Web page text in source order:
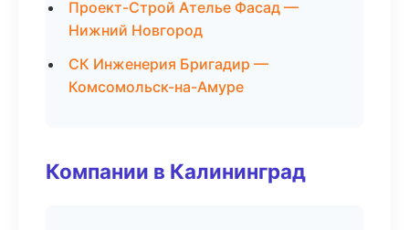
Проект-Строй Ателье Фасад —
Нижний Новгород
СК Инженерия Бригадир —
Комсомольск-на-Амуре
Компании в Калининград